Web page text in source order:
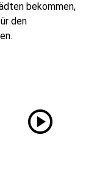
bekommen,
den
play_circle